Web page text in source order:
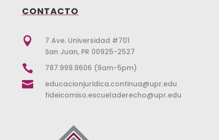
CONTACTO

7 Ave. Universidad #701
San Juan, PR 00925-2527
 787.999.9606 (9am-5pm)

educacionjuridica.continua@upr.edu
fideicomiso.escueladerecho@upr.edu